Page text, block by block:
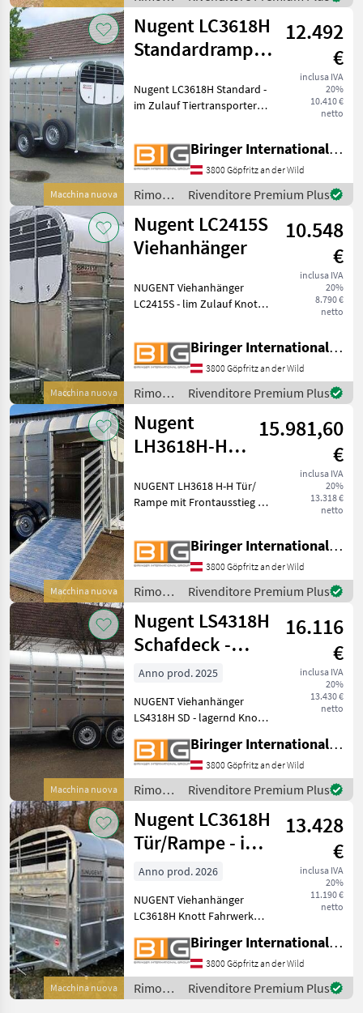
520) Rampe
/
Nugent
Macchina nuova
Nugent LC3618H
Standardrampe -
12.492
€
inclusa IVA
20%
10.410 €
netto
Nugent LC3618H Standard -
im Zulauf Tiertransporter
Auflaufbremse
Parabelblattfedern
***Spezial-Federung
PARABOLIC EQUALISER***
Rückf
Biringer International GmbH
3800 Göpfritz an der Wild
Rimorchi
/
Nugent
Rivenditore Premium Plus
Macchina nuova
Nugent LC2415S
Viehanhänger
10.548
€
inclusa IVA
20%
8.790 €
netto
NUGENT Viehanhänger
LC2415S - lim Zulauf Knott
Parabelblattfedern
***Spezial-Federung
PARABOLIC EQUALIZER***
Rückfahrautomatik
Abschließba
Biringer International GmbH
3800 Göpfritz an der Wild
Rimorchi
/
Nugent
Rivenditore Premium Plus
Macchina nuova
Nugent
LH3618H-H
Frontrampe im
Zulauf
15.981,60
€
inclusa IVA
20%
13.318 €
netto
NUGENT LH3618 H-H Tür/
Rampe mit Frontausstieg -
ZULAUF Knott Fahrwerk
und Auflaufbremse
Parabelblattfedern ***
Biringer International GmbH
3800 Göpfritz an der Wild
Rimorchi
/
Nugent
Rivenditore Premium Plus
Macchina nuova
Nugent LS4318H
Schafdeck -
lagernd
16.116
€
inclusa IVA
20%
13.430 €
netto
Anno prod. 2025
NUGENT Viehanhänger
LS4318H SD - lagernd Knott
Auflaufbremse
Parabelblattfedern
***Spezial-Federung
PARABOLIC EQUALIZER***
Rückfahrautomatik
Abschließba
Biringer International GmbH
3800 Göpfritz an der Wild
Rimorchi
/
Nugent
Rivenditore Premium Plus
Macchina nuova
Nugent LC3618H
Tür/Rampe - im
Zulauf
13.428
€
inclusa IVA
20%
11.190 €
netto
Anno prod. 2026
NUGENT Viehanhänger
LC3618H Knott Fahrwerk
Parabelblattfedern
***Spezial-Federung
PARABOLIC EQUALIZER***
Rückfahrautomatik
Biringer International GmbH
3800 Göpfritz an der Wild
Rimorchi
/
Rivenditore Premium Plus